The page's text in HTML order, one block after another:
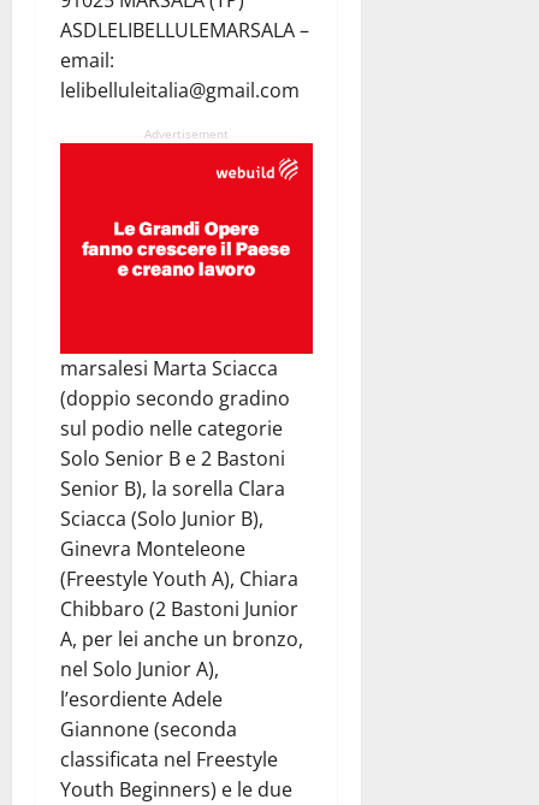
ASDLELIBELLULEMARSALA –
email:
lelibelluleitalia@gmail.com
Advertisement
marsalesi Marta Sciacca
(doppio secondo gradino
sul podio nelle categorie
Solo Senior B e 2 Bastoni
Senior B), la sorella Clara
Sciacca (Solo Junior B),
Ginevra Monteleone
(Freestyle Youth A), Chiara
Chibbaro (2 Bastoni Junior
A, per lei anche un bronzo,
nel Solo Junior A),
l’esordiente Adele
Giannone (seconda
classificata nel Freestyle
Youth Beginners) e le due